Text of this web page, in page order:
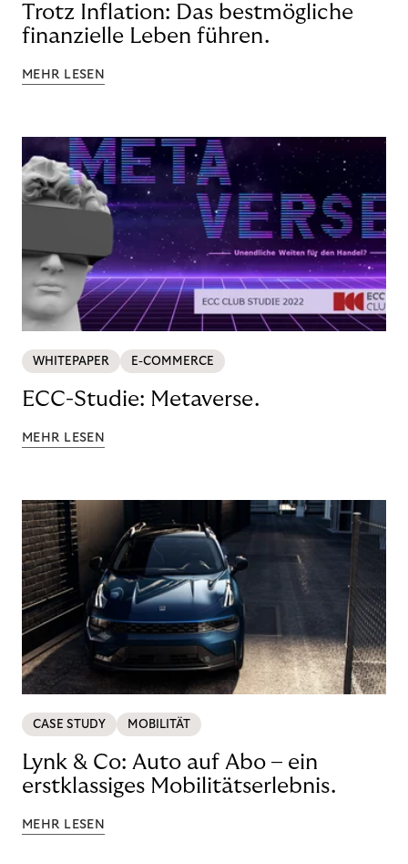
Trotz Inflation: Das bestmögliche
finanzielle Leben führen.
MEHR LESEN
WHITEPAPER E-COMMERCE
ECC-Studie: Metaverse.
MEHR LESEN
CASE STUDY MOBILITÄT
Lynk & Co: Auto auf Abo – ein
erstklassiges Mobilitätserlebnis.
MEHR LESEN